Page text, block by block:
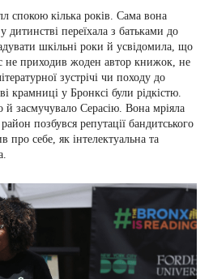
спокою кілька років. Сама вона
дитинстві переїхала з батьками до
шкільні роки й усвідомила, що
не приходив жоден автор книжок, не
зустрічі чи походу до
крамниці у Бронксі були рідкістю.
засмучувало Серасію. Вона мріяла
позбувся репутації бандитського
про себе, як інтелектуальна та